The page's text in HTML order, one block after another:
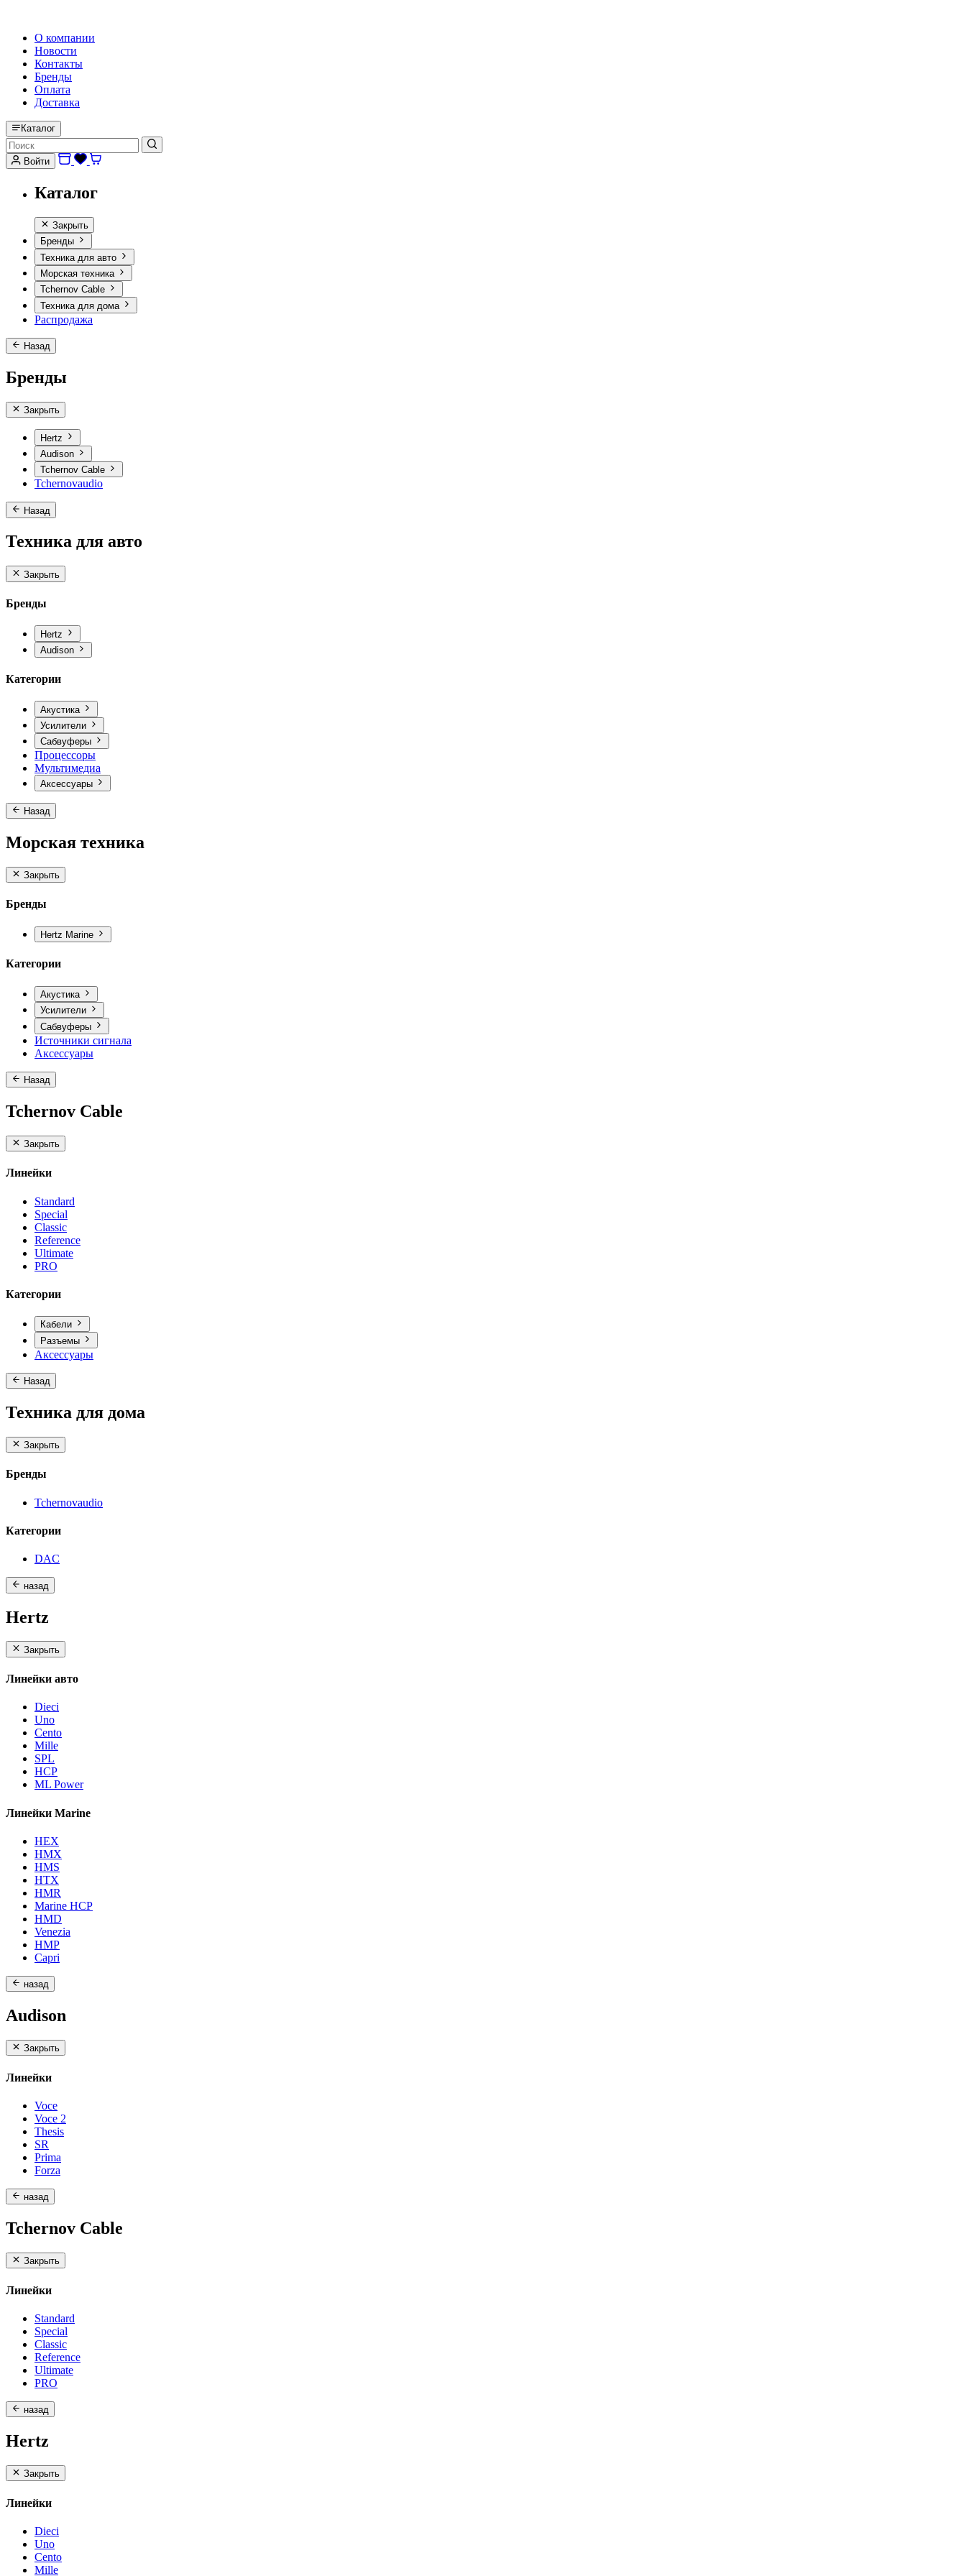
О компании
Новости
Контакты
Бренды
Оплата
Доставка
Каталог
Войти
Каталог
Закрыть
Бренды
Техника для авто
Морская техника
Tchernov Cable
Техника для дома
Распродажа
Назад
Бренды
Закрыть
Hertz
Audison
Tchernov Cable
Tchernovaudio
Назад
Техника для авто
Закрыть
Бренды
Hertz
Audison
Категории
Акустика
Усилители
Сабвуферы
Процессоры
Мультимедиа
Аксессуары
Назад
Морская техника
Закрыть
Бренды
Hertz Marine
Категории
Акустика
Усилители
Сабвуферы
Источники сигнала
Аксессуары
Назад
Tchernov Cable
Закрыть
Линейки
Standard
Special
Classic
Reference
Ultimate
PRO
Категории
Кабели
Разъемы
Аксессуары
Назад
Техника для дома
Закрыть
Бренды
Tchernovaudio
Категории
DAC
назад
Hertz
Закрыть
Линейки авто
Dieci
Uno
Cento
Mille
SPL
HCP
ML Power
Линейки Marine
HEX
HMX
HMS
HTX
HMR
Marine HCP
HMD
Venezia
HMP
Capri
назад
Audison
Закрыть
Линейки
Voce
Voce 2
Thesis
SR
Prima
Forza
назад
Tchernov Cable
Закрыть
Линейки
Standard
Special
Classic
Reference
Ultimate
PRO
назад
Hertz
Закрыть
Линейки
Dieci
Uno
Cento
Mille